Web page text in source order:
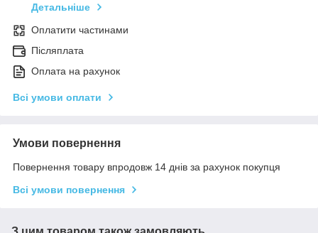
Детальніше
Оплатити частинами
Післяплата
Оплата на рахунок
Всі умови оплати
Умови повернення
Повернення товару впродовж 14 днів за рахунок покупця
Всі умови повернення